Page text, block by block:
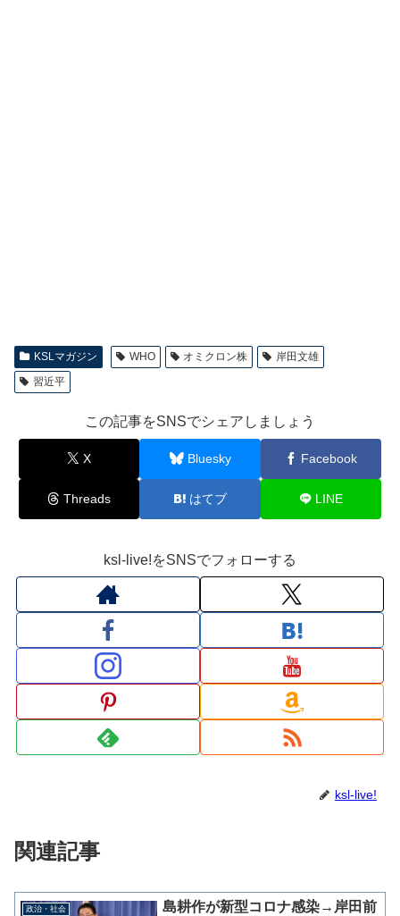
KSLマガジン WHO オミクロン株
岸田文雄
習近平
この記事をSNSでシェアしましょう
X Bluesky Facebook
Threads はてブ LINE
ksl-live!をSNSでフォローする
ksl-live!
関連記事
政治・社会
島耕作が新型コロナ感染→岸田前